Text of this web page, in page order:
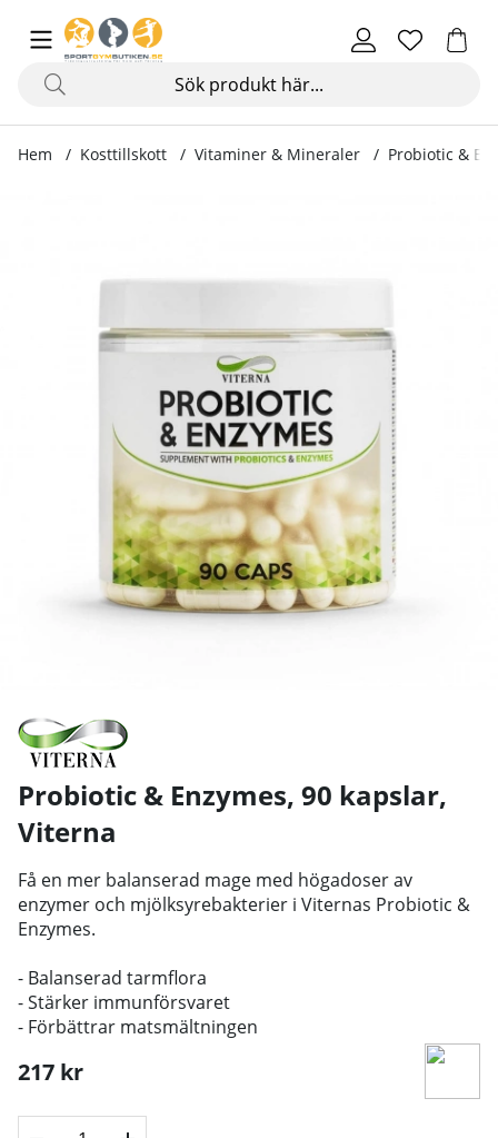
Hem Kosttillskott Vitaminer & Mineraler Probiotic &
Probiotic & Enzymes, 90 kapslar,
Viterna
Få en mer balanserad mage med högadoser av
enzymer och mjölksyrebakterier i Viternas Probiotic &
Enzymes.
- Balanserad tarmflora
- Stärker immunförsvaret
- Förbättrar matsmältningen
217 kr